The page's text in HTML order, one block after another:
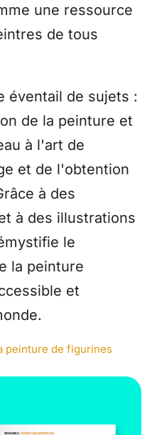
une ressource
de tous
éventail de sujets :
de la peinture et
à l'art de
et de l'obtention
à des
à des illustrations
le
la peinture
et
peinture de figurines